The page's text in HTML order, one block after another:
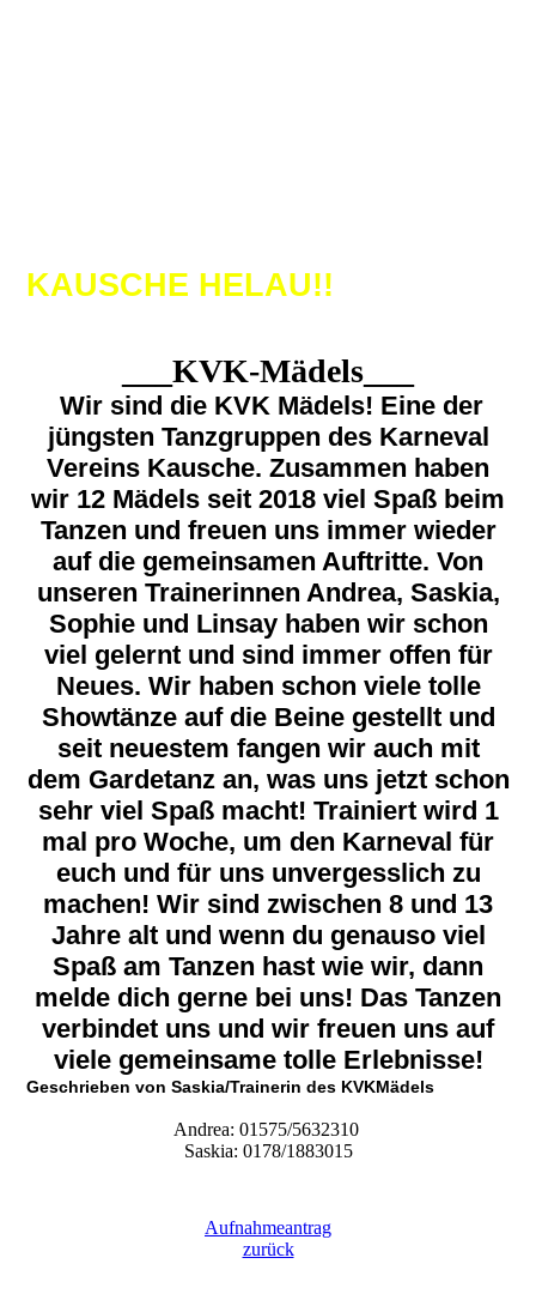
KAUSCHE HELAU!!
___KVK-Mädels___
Wir sind die KVK Mädels! Eine der
jüngsten Tanzgruppen des Karneval
Vereins Kausche. Zusammen haben
wir 12 Mädels seit 2018 viel Spaß beim
Tanzen und freuen uns immer wieder
auf die gemeinsamen Auftritte. Von
unseren Trainerinnen Andrea, Saskia,
Sophie und Linsay haben wir schon
viel gelernt und sind immer offen für
Neues. Wir haben schon viele tolle
Showtänze auf die Beine gestellt und
seit neuestem fangen wir auch mit
dem Gardetanz an, was uns jetzt schon
sehr viel Spaß macht! Trainiert wird 1
mal pro Woche, um den Karneval für
euch und für uns unvergesslich zu
machen! Wir sind zwischen 8 und 13
Jahre alt und wenn du genauso viel
Spaß am Tanzen hast wie wir, dann
melde dich gerne bei uns! Das Tanzen
verbindet uns und wir freuen uns auf
viele gemeinsame tolle Erlebnisse!
Geschrieben von Saskia/Trainerin des KVKMädels
Andrea: 01575/5632310
Saskia: 0178/1883015
Aufnahmeantrag
zurück